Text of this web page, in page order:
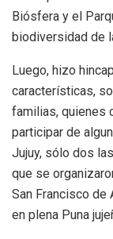
Biósfera y el
biodiversidad de
Luego, hizo
características,
familias, quienes
participar de
Jujuy, sólo dos
que se
San Francisco de
en plena Puna